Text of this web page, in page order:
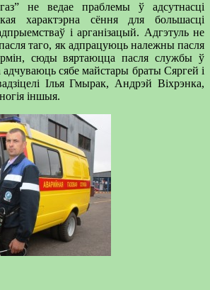
не ведае праблемы ў адсутнасці
характэрна сёння для большасці
і арганізацый. Адгэтуль не
таго, як адпрацуюць належны пасля
сюды вяртаюцца пасля службы ў
адчуваюць сябе майстары браты Сяргей і
Ілья Гмырак, Андрэй Віхрэнка,
іншыя.